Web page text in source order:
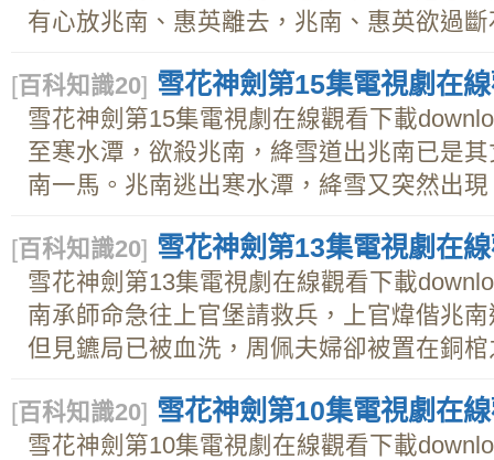
有心放兆南、惠英離去，兆南、惠英欲過
[百科知識20] 雪花神劍第15集電視劇在
雪花神劍第15集電視劇在線觀看下載
至寒水潭，欲殺兆南，絳雪道出兆南已是
南一馬。兆南逃出寒水潭，絳雪又突然出
[百科知識20] 雪花神劍第13集電視劇在
雪花神劍第13集電視劇在線觀看下載
南承師命急往上官堡請救兵，上官煒偕兆
但見鑣局已被血洗，周佩夫婦卻被置在銅
[百科知識20] 雪花神劍第10集電視劇在
雪花神劍第10集電視劇在線觀看下載